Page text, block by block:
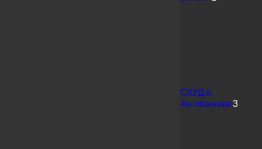
СКУД и
Антипаника 3